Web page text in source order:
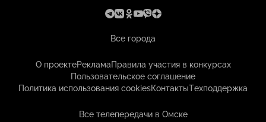
Все города
О проектеРекламаПравила участия в конкурсах
Пользовательское соглашение
Политика использования cookiesКонтактыТехподдержка
Все телепередачи в Омске